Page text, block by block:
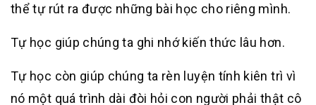
thể tự rút ra được những bài học cho riêng mình.
Tự học giúp chúng ta ghi nhớ kiến thức lâu hơn.
Tự học còn giúp chúng ta rèn luyện tính kiên trì vì
nó một quá trình dài đòi hỏi con người phải thật cô